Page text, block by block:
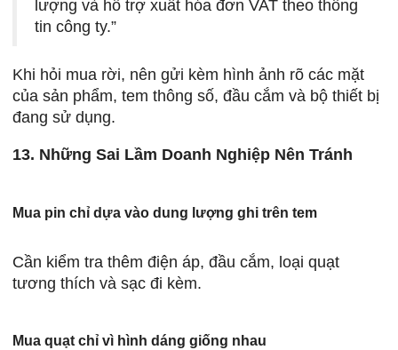
lượng và hỗ trợ xuất hóa đơn VAT theo thông
tin công ty.”
Khi hỏi mua rời, nên gửi kèm hình ảnh rõ các mặt
của sản phẩm, tem thông số, đầu cắm và bộ thiết bị
đang sử dụng.
13. Những Sai Lầm Doanh Nghiệp Nên Tránh
Mua pin chỉ dựa vào dung lượng ghi trên tem
Cần kiểm tra thêm điện áp, đầu cắm, loại quạt
tương thích và sạc đi kèm.
Mua quạt chỉ vì hình dáng giống nhau